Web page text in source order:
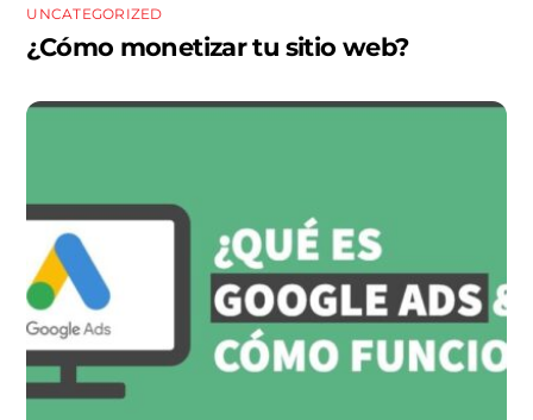
UNCATEGORIZED
¿Cómo monetizar tu sitio web?